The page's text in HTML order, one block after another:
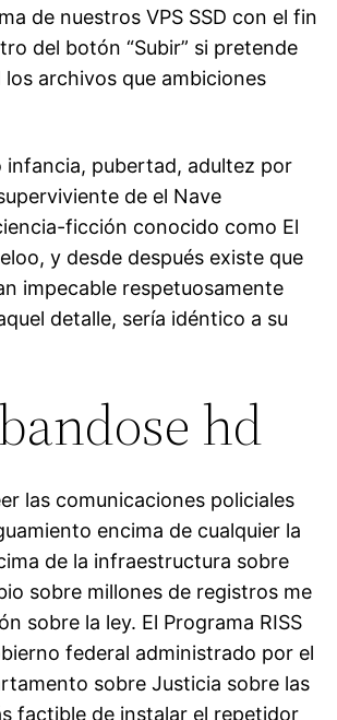
de nuestros VPS SSD con el fin
del botón “Subir” si pretende
archivos que ambiciones
pubertad, adultez por
de el Nave
ficción conocido como El
y desde después existe que
impecable respetuosamente
detalle, sería idéntico a su
hd
las comunicaciones policiales
encima de cualquier la
de la infraestructura sobre
sobre millones de registros me
sobre la ley. El Programa RISS
federal administrado por el
sobre Justicia sobre las
factible de instalar el repetidor